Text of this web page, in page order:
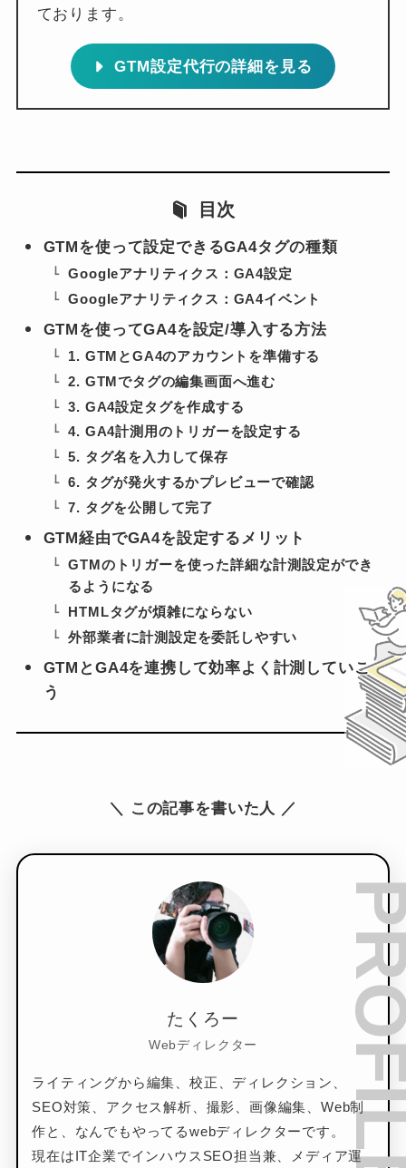
GTM設定代行の詳細を見る
目次
GTMを使って設定できるGA4タグの種類
Googleアナリティクス：GA4設定
Googleアナリティクス：GA4イベント
GTMを使ってGA4を設定/導入する方法
1. GTMとGA4のアカウントを準備する
2. GTMでタグの編集画面へ進む
3. GA4設定タグを作成する
4. GA4計測用のトリガーを設定する
5. タグ名を入力して保存
6. タグが発火するかプレビューで確認
7. タグを公開して完了
GTM経由でGA4を設定するメリット
GTMのトリガーを使った詳細な計測設定ができ
るようになる
HTMLタグが煩雑にならない
外部業者に計測設定を委託しやすい
GTMとGA4を連携して効率よく計測していこ
う
＼ この記事を書いた人 ／
たくろー
Webディレクター
ライティングから編集、校正、ディレクション、
SEO対策、アクセス解析、撮影、画像編集、Web制
作と、なんでもやってるwebディレクターです。
現在はIT企業でインハウスSEO担当兼、メディア運